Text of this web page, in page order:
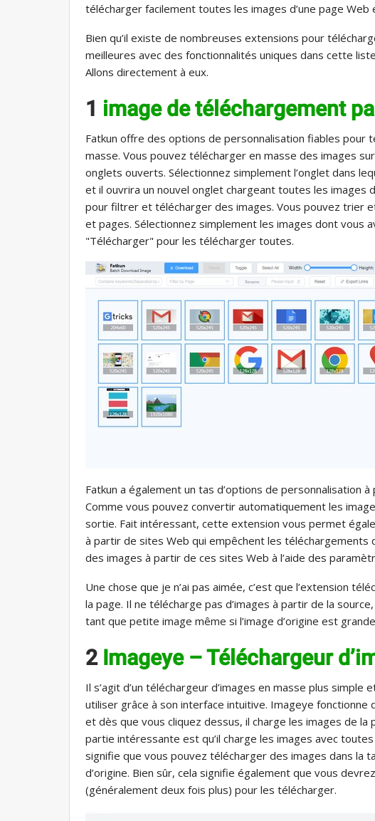
télécharger facilement toutes les images d’une page Web
Bien qu’il existe de nombreuses extensions pour
meilleures avec des fonctionnalités uniques dans cette
Allons directement à eux.
1 image de téléchargement
Fatkun offre des options de personnalisation fiables pour
masse. Vous pouvez télécharger en masse des images
onglets ouverts. Sélectionnez simplement l’onglet dans
et il ouvrira un nouvel onglet chargeant toutes les images
pour filtrer et télécharger des images. Vous pouvez trier
et pages. Sélectionnez simplement les images dont vous
"Télécharger" pour les télécharger toutes.
Fatkun a également un tas d’options de personnalisation
Comme vous pouvez convertir automatiquement les
sortie. Fait intéressant, cette extension vous permet
à partir de sites Web qui empêchent les téléchargements
des images à partir de ces sites Web à l’aide des
Une chose que je n’ai pas aimée, c’est que l’extension
la page. Il ne télécharge pas d’images à partir de la
tant que petite image même si l’image d’origine est
2 Imageye – Téléchargeur
Il s’agit d’un téléchargeur d’images en masse plus
utiliser grâce à son interface intuitive. Imageye
et dès que vous cliquez dessus, il charge les images de
partie intéressante est qu’il charge les images avec
signifie que vous pouvez télécharger des images dans la
d’origine. Bien sûr, cela signifie également que vous
(généralement deux fois plus) pour les télécharger.